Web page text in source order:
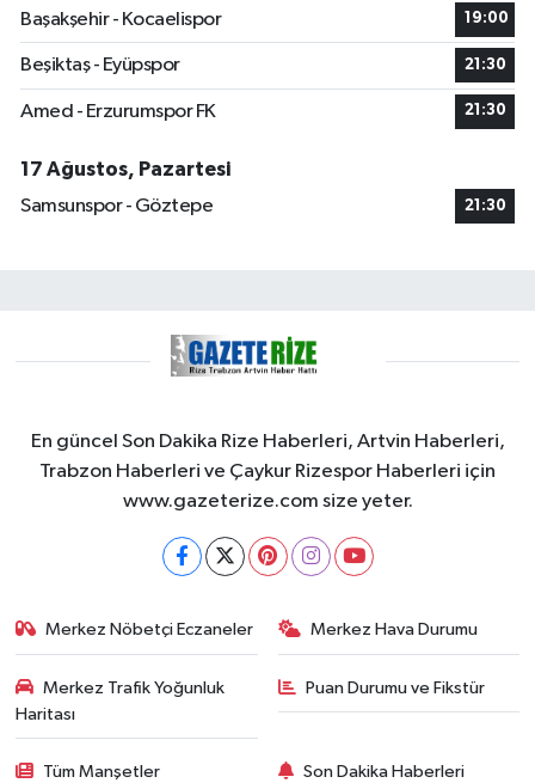
Başakşehir - Kocaelispor
19:00
Beşiktaş - Eyüpspor 21:30
Amed - Erzurumspor FK 21:30
17 Ağustos, Pazartesi
Samsunspor - Göztepe
21:30
En güncel Son Dakika Rize Haberleri, Artvin Haberleri,
Trabzon Haberleri ve Çaykur Rizespor Haberleri için
www.gazeterize.com size yeter.
Merkez Nöbetçi Eczaneler Merkez Hava Durumu
Merkez Trafik Yoğunluk
Haritası
Puan Durumu ve Fikstür
Tüm Manşetler Son Dakika Haberleri